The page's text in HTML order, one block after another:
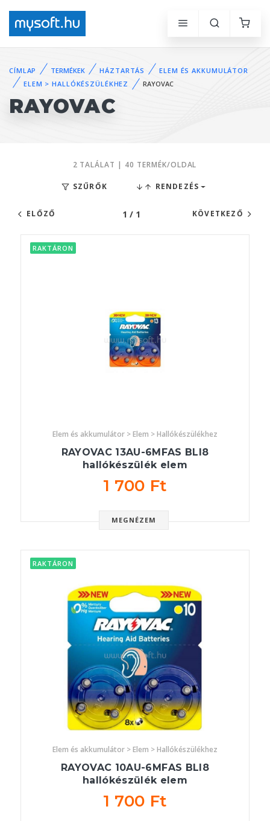
CÍMLAP TERMÉKEK HÁZTARTÁS
ELEM ÉS AKKUMULÁTOR
ELEM > HALLÓKÉSZÜLÉKHEZ
RAYOVAC
RAYOVAC
2 TALÁLAT | 40 TERMÉK/OLDAL
SZŰRŐK RENDEZÉS
ELŐZŐ 1 / 1 KÖVETKEZŐ
RAKTÁRON
Elem és akkumulátor > Elem > Hallókészülékhez
RAYOVAC 13AU-6MFAS BLI8
hallókészülék elem
1 700 Ft
MEGNÉZEM
RAKTÁRON
Elem és akkumulátor > Elem > Hallókészülékhez
RAYOVAC 10AU-6MFAS BLI8
hallókészülék elem
1 700 Ft